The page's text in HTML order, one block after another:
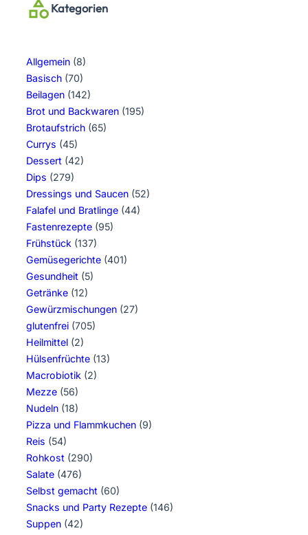
Kategorien
Allgemein (8)
Basisch (70)
Beilagen (142)
Brot und Backwaren (195)
Brotaufstrich (65)
Currys (45)
Dessert (42)
Dips (279)
Dressings und Saucen (52)
Falafel und Bratlinge (44)
Fastenrezepte (95)
Frühstück (137)
Gemüsegerichte (401)
Gesundheit (5)
Getränke (12)
Gewürzmischungen (27)
glutenfrei (705)
Heilmittel (2)
Hülsenfrüchte (13)
Macrobiotik (2)
Mezze (56)
Nudeln (18)
Pizza und Flammkuchen (9)
Reis (54)
Rohkost (290)
Salate (476)
Selbst gemacht (60)
Snacks und Party Rezepte (146)
Suppen (42)